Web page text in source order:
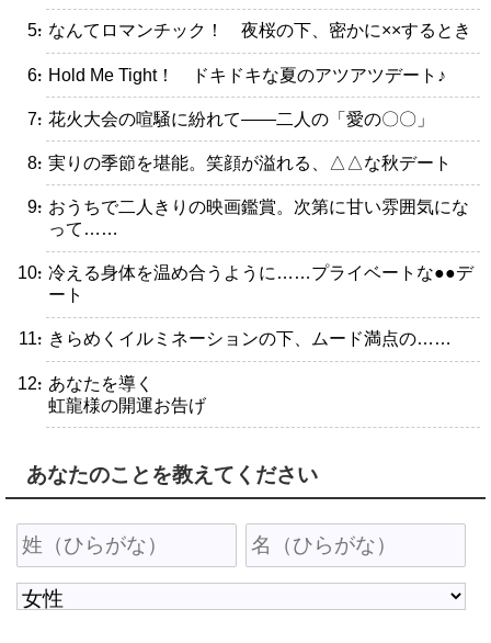
・なんてロマンチック！ 夜桜の下、密かに××するとき
・Hold Me Tight！ ドキドキな夏のアツアツデート♪
・花火大会の喧騒に紛れて――二人の「愛の〇〇」
・実りの季節を堪能。笑顔が溢れる、△△な秋デート
・おうちで二人きりの映画鑑賞。次第に甘い雰囲気にな
って……
・冷える身体を温め合うように……プライベートな●●デ
ート
・きらめくイルミネーションの下、ムード満点の……
・あなたを導く
虹龍様の開運お告げ
あなたのことを教えてください